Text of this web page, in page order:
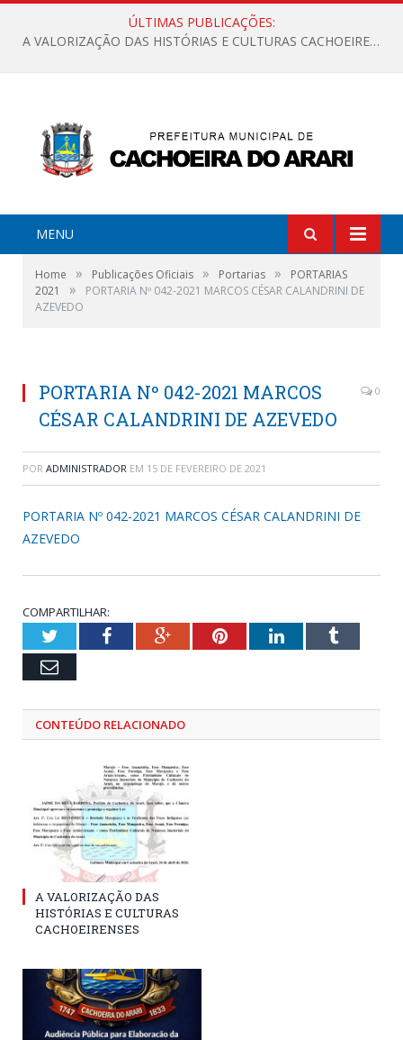
ÚLTIMAS PUBLICAÇÕES:
A VALORIZAÇÃO DAS HISTÓRIAS E CULTURAS CACHOEIRENSES
MENU
Home » Publicações Oficiais » Portarias »
PORTARIAS
2021
»
PORTARIA Nº 042-2021 MARCOS CÉSAR CALANDRINI DE
AZEVEDO
PORTARIA Nº 042-2021 MARCOS
CÉSAR CALANDRINI DE AZEVEDO
0
POR ADMINISTRADOR EM 15 DE FEVEREIRO DE 2021
PORTARIA Nº 042-2021 MARCOS CÉSAR CALANDRINI DE
AZEVEDO
COMPARTILHAR:
TwitterFacebookGoogle+PinterestLinkedInTumblr
Email
CONTEÚDO RELACIONADO
A VALORIZAÇÃO DAS
HISTÓRIAS E CULTURAS
CACHOEIRENSES